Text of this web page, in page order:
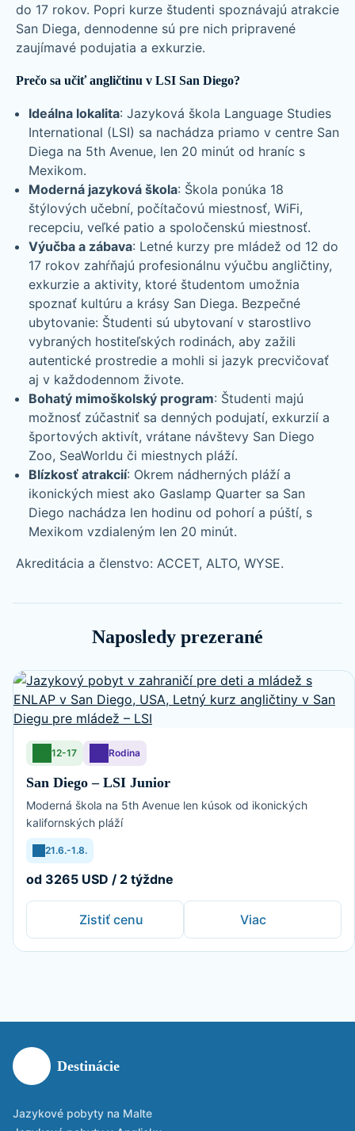
do 17 rokov. Popri kurze študenti spoznávajú atrakcie
San Diega, dennodenne sú pre nich pripravené
zaujímavé podujatia a exkurzie.
Prečo sa učiť angličtinu v LSI San Diego?
Ideálna lokalita: Jazyková škola Language Studies
International (LSI) sa nachádza priamo v centre San
Diega na 5th Avenue, len 20 minút od hraníc s
Mexikom.
Moderná jazyková škola: Škola ponúka 18
štýlových učební, počítačovú miestnosť, WiFi,
recepciu, veľké patio a spoločenskú miestnosť.
Výučba a zábava: Letné kurzy pre mládež od 12 do
17 rokov zahŕňajú profesionálnu výučbu angličtiny,
exkurzie a aktivity, ktoré študentom umožnia
spoznať kultúru a krásy San Diega. Bezpečné
ubytovanie: Študenti sú ubytovaní v starostlivo
vybraných hostiteľských rodinách, aby zažili
autentické prostredie a mohli si jazyk precvičovať
aj v každodennom živote.
Bohatý mimoškolský program: Študenti majú
možnosť zúčastniť sa denných podujatí, exkurzií a
športových aktivít, vrátane návštevy San Diego
Zoo, SeaWorldu či miestnych pláží.
Blízkosť atrakcií: Okrem nádherných pláží a
ikonických miest ako Gaslamp Quarter sa San
Diego nachádza len hodinu od pohorí a púští, s
Mexikom vzdialeným len 20 minút.
Akreditácia a členstvo: ACCET, ALTO, WYSE.
Naposledy prezerané
12-17 Rodina
San Diego – LSI Junior
Moderná škola na 5th Avenue len kúsok od ikonických
kalifornských pláží
21.6.-1.8.
od 3265 USD / 2 týždne
Zistiť cenu Viac
Destinácie
Jazykové pobyty na Malte